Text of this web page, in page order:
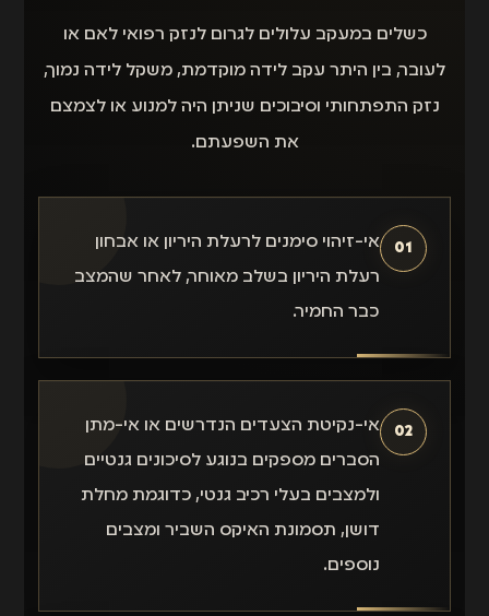
כשלים במעקב עלולים לגרום לנזק רפואי לאם או
לעובר, בין היתר עקב לידה מוקדמת, משקל לידה נמוך,
נזק התפתחותי וסיבוכים שניתן היה למנוע או לצמצם
את השפעתם.
01
אי-זיהוי סימנים לרעלת היריון או אבחון
רעלת היריון בשלב מאוחר, לאחר שהמצב
כבר החמיר.
02
אי-נקיטת הצעדים הנדרשים או אי-מתן
הסברים מספקים בנוגע לסיכונים גנטיים
ולמצבים בעלי רכיב גנטי, כדוגמת מחלת
דושן, תסמונת האיקס השביר ומצבים
נוספים.